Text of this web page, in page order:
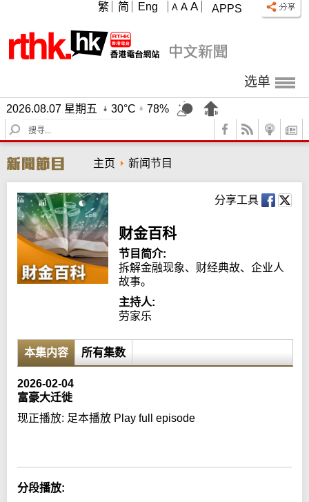
APPS
A A A
繁 简 Eng
选单
2026.08.07 星期五 30°C
78%
S
e
r
c
h
主页 新闻节目
分享工具
财金百科
节目简介:
拆解金融现象、财经典故、企业人
故事。
主持人:
劳家乐
本集内容 所有集数
2026-02-04
富豪大迁徙
现正播放: 足本播放 Play full episode
分段播放: